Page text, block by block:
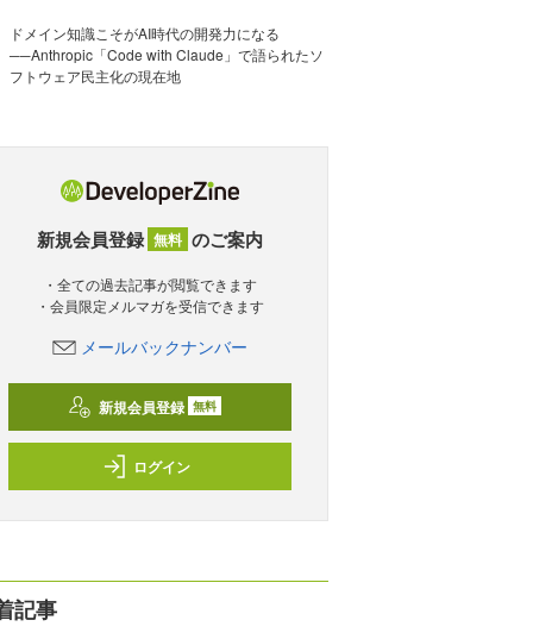
ドメイン知識こそがAI時代の開発力になる
──Anthropic「Code with Claude」で語られたソ
フトウェア民主化の現在地
新規会員登録 無料 のご案内
・全ての過去記事が閲覧できます
・会員限定メルマガを受信できます
メールバックナンバー
新規会員登録 無料
ログイン
記事